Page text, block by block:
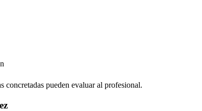
concretadas pueden evaluar al profesional.